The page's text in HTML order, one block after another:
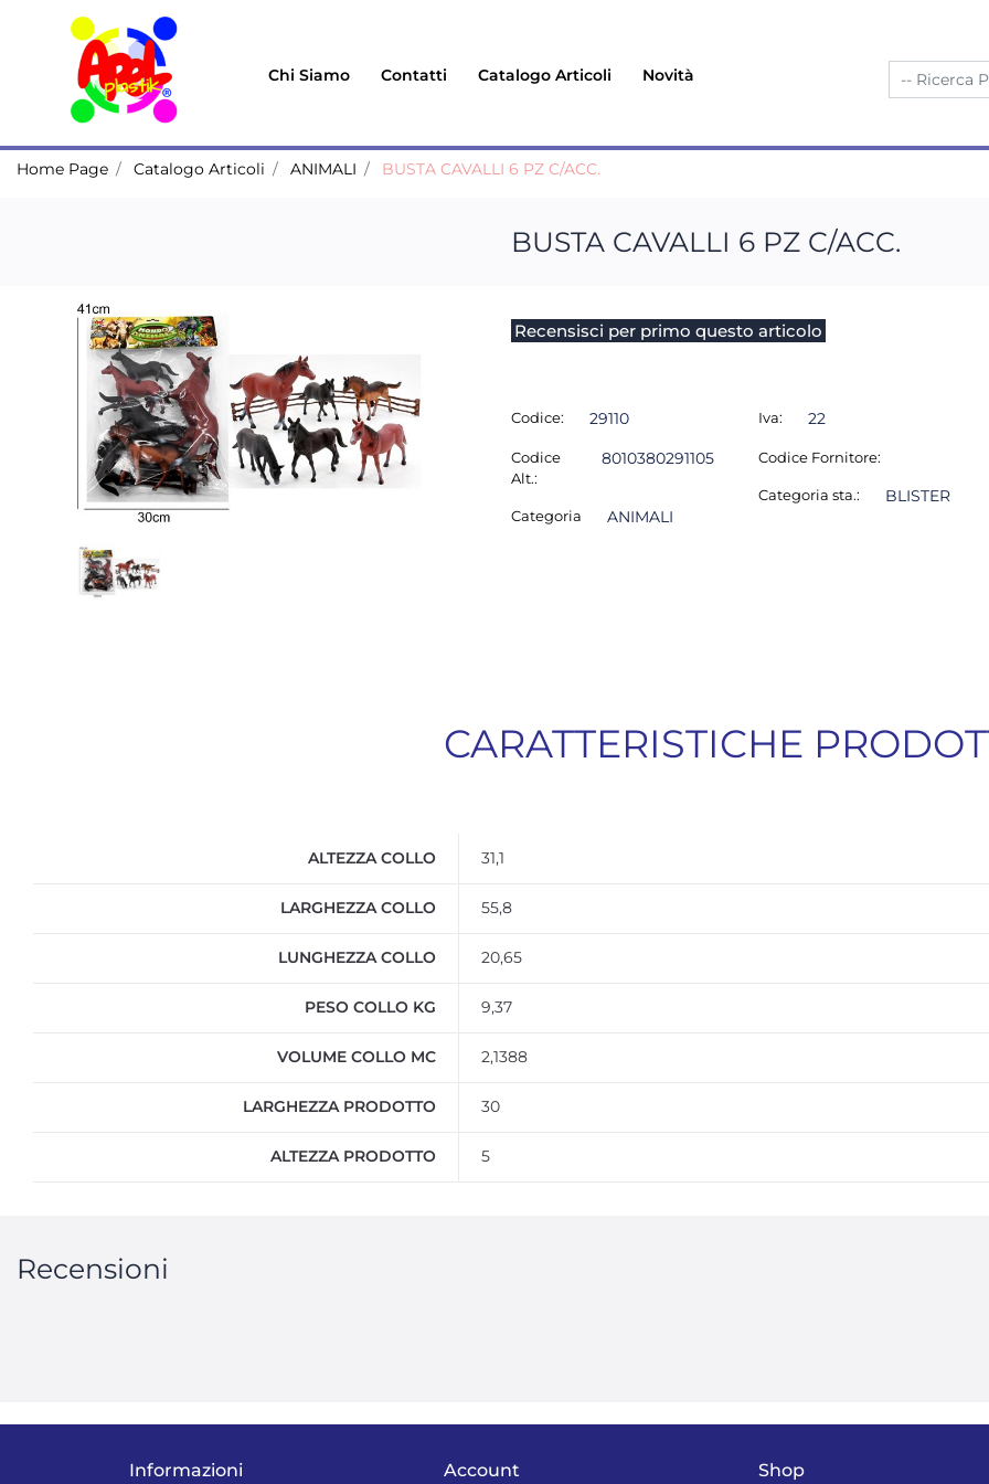
Chi Siamo Contatti Catalogo Articoli Novità
Home Page Catalogo Articoli ANIMALI BUSTA CAVALLI 6 PZ C/ACC.
BUSTA CAVALLI 6 PZ C/ACC.
Recensisci per primo questo articolo
Codice: 29110
Codice
Alt.:
8010380291105
Categoria ANIMALI
Iva: 22
Codice Fornitore:
Categoria sta.: BLISTER
CARATTERISTICHE
ALTEZZA COLLO 31,1
LARGHEZZA COLLO 55,8
LUNGHEZZA COLLO 20,65
PESO COLLO KG 9,37
VOLUME COLLO MC 2,1388
LARGHEZZA PRODOTTO 30
ALTEZZA PRODOTTO 5
Recensioni
Informazioni Account Shop